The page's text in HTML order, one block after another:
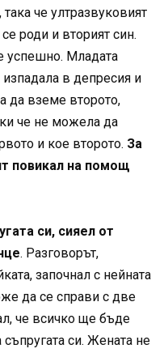
че ултразвуковият
роди и вторият син.
успешно. Младата
в депресия и
да вземе второто,
че не можела да
и кое второто. За
повикал на помощ
си, сияел от
. Разговорът,
започнал с нейната
да се справи с две
че всичко ще бъде
си. Жената не